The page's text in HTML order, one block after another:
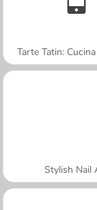
Tarte Tatin:
Stylish Nail